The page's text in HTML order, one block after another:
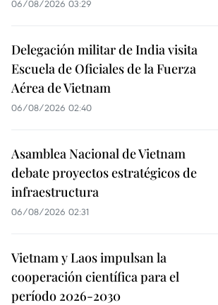
06/08/2026 03:29
Delegación militar de India visita
Escuela de Oficiales de la Fuerza
Aérea de Vietnam
06/08/2026 02:40
Asamblea Nacional de Vietnam
debate proyectos estratégicos de
infraestructura
06/08/2026 02:31
Vietnam y Laos impulsan la
cooperación científica para el
período 2026-2030